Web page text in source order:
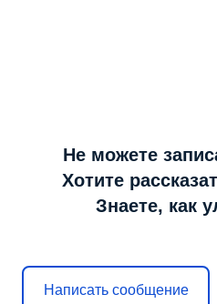
Не можете
Хотите
Знаете, как
Написать сообщение